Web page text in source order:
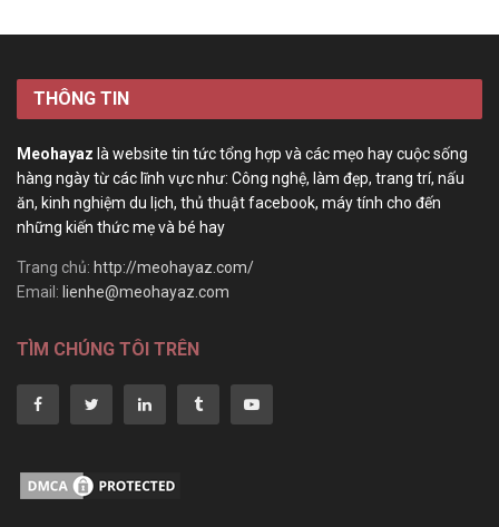
THÔNG TIN
Meohayaz là website tin tức tổng hợp và các mẹo hay cuộc sống
hàng ngày từ các lĩnh vực như: Công nghệ, làm đẹp, trang trí, nấu
ăn, kinh nghiệm du lịch, thủ thuật facebook, máy tính cho đến
những kiến thức mẹ và bé hay
Trang chủ: http://meohayaz.com/
Email: lienhe@meohayaz.com
TÌM CHÚNG TÔI TRÊN